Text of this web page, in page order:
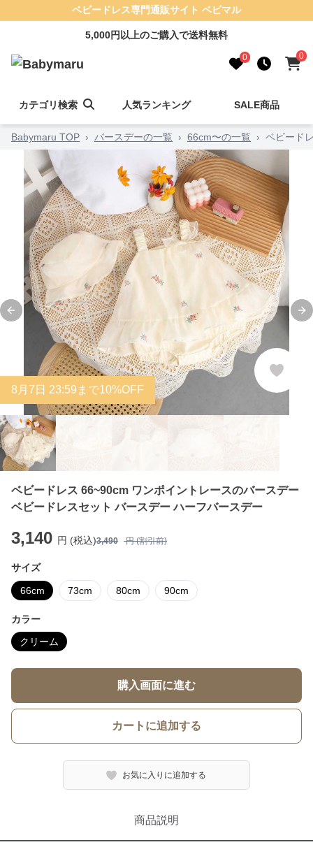
ベビードレス専門通販サイト ベビマル
5,000円以上のご購入で送料無料
0 0
カテゴリ検索 人気ランキング SALE商品
Babymaru TOP › バースデーの一覧 › 66cm〜の一覧 › ベビード
Previous slide
8 月 7 日 23:59まで10%OFF
ベビードレス 66~90cm ワンポイントレースのバースデー
ベビードレスセット バースデー ハーフバースデー
3,140 円 (税込)3,490 円 (割引前)
サイズ
66cm 73cm 80cm 90cm
カラー
クリーム
購入画面に進む
カートに追加する
お気に入りに追加する
商品説明